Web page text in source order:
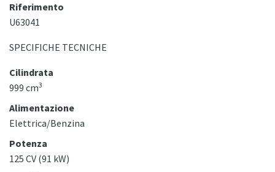
Riferimento
U63041
SPECIFICHE TECNICHE
Cilindrata
999 cm3
Alimentazione
Elettrica/Benzina
Potenza
125 CV (91 kW)